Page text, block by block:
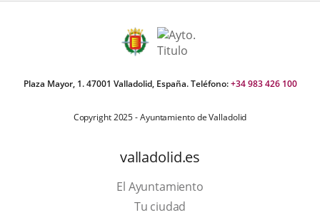
Plaza Mayor, 1. 47001 Valladolid, España. Teléfono:+34 983 426 100
Copyright 2025 - Ayuntamiento de Valladolid
valladolid.es
El Ayuntamiento
Tu ciudad